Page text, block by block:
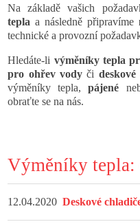
Na základě vašich
tepla a následně připravíme
technické a provozní
Hledáte-li výměníky tepla
pro ohřev vodyči
výměníky tepla,pájené
obraťte se na nás.
Výměníky tepla:
12.04.2020Deskové